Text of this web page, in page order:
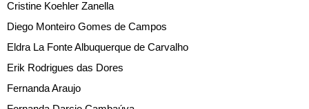
Cristine Koehler Zanella
Diego Monteiro Gomes de Campos
Eldra La Fonte Albuquerque de Carvalho
Erik Rodrigues das Dores
Fernanda Araujo